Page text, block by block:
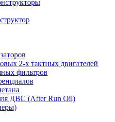
2-х тактных двигателей
фильтров
ДВС (After Run Oil)